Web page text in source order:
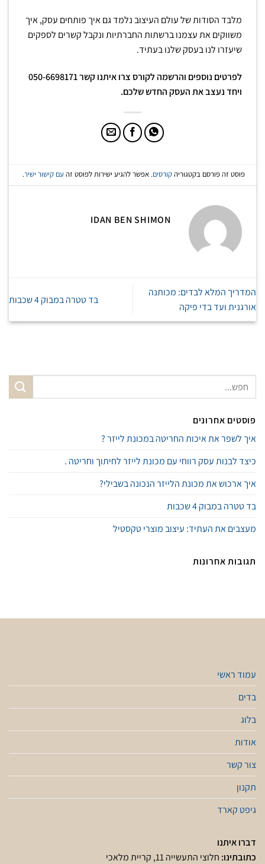
מלבד הסודות של עולם העיצוב נלמד גם איך פותחים עסק, איך
משווקים את עצמנו ברשתות החברתיות ונקבל קשרים לספקים
שיעזרו לנו בעסק שלנו בעתיד.
לפרטים נוספים והרשמה לקורס צרו איתנו קשר 050-6698171
ויחד נעצב את העסק החדש שלכם.
פוסט זה פורסם בקטגוריהקורסים. אפשר להגיע ישירות לפוסט זהעם קישור ישיר.
IDAN BEN SHIMON
המדריך המלא לבדים: מכותנה
אורגנית ועד בדי פיקה
בד טטרה במבוק 4 שכבות
פוסטים אחרונים
איך לשפר את איכות החריטה במכונת לייזר ?
כיצד לבנות עסק רווחי עם מכונת לייזר לחיתוך וחריטה .
איך ארכוש את מכונת הלייזר הנכונה בשבילי?
בד טטרה במבוק 4 שכבות
מעצבים את העתיד: עיצוב מוצרי טקסטיל
תגובות אחרונות
עמוד ראשי
בדים
בלוג
אודות
צור קשר
תקנון
גיפט קארד
דברו איתנו
כתובתינו: חלוצי התעשייה 11, קריית מלאכי